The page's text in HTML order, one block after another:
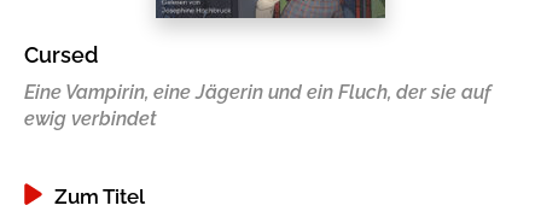
Zum Titel
Gib dem Monster keine Schokolade
Indigo Wild - Folge 1
Zum Titel
Cursed
Eine Vampirin, eine Jägerin und ein Fluch, der sie auf
ewig verbindet
Zum Titel